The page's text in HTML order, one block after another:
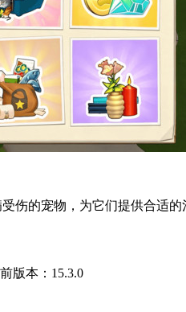
伤的宠物，为它们提供合适
版本：15.3.0